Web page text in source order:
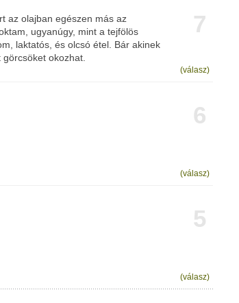
7
az olajban egészen más az
ugyanúgy, mint a tejfölös
laktatós, és olcsó étel. Bár akinek
okozhat.
(válasz)
6
(válasz)
5
(válasz)